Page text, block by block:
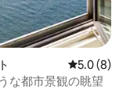
レビュー8
5.0 (8)
な都市景観の眺望